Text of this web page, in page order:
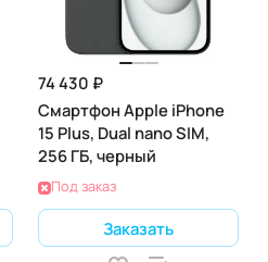
74 430 ₽
Смартфон Apple iPhone
15 Plus, Dual nano SIM,
256 ГБ, черный
Под заказ
Заказать